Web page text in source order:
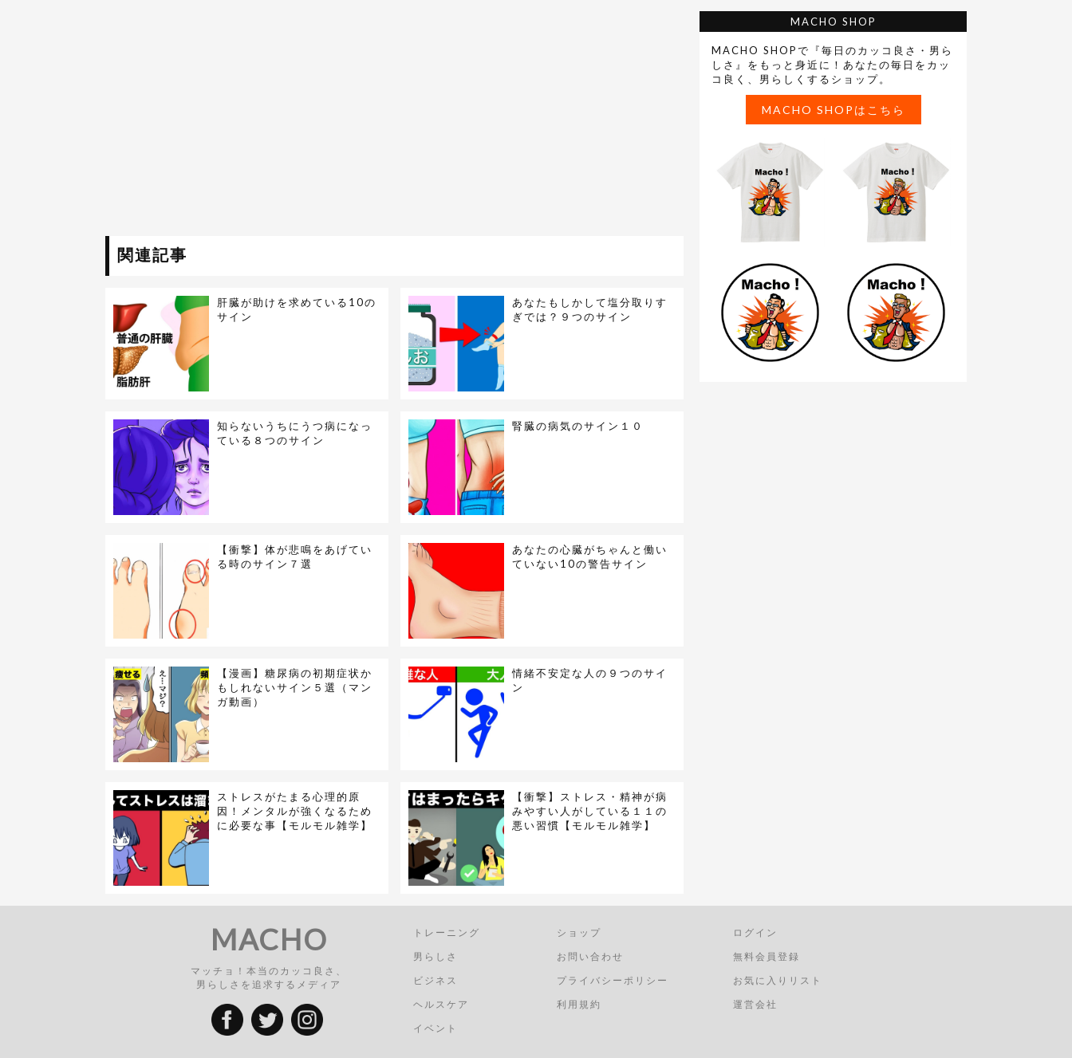
関連記事
肝臓が助けを求めている10の
サイン
あなたもしかして塩分取りす
ぎでは？９つのサイン
知らないうちにうつ病になっ
ている８つのサイン
腎臓の病気のサイン１０
【衝撃】体が悲鳴をあげてい
る時のサイン７選
あなたの心臓がちゃんと働い
ていない10の警告サイン
【漫画】糖尿病の初期症状か
もしれないサイン５選（マン
ガ動画）
情緒不安定な人の９つのサイ
ン
ストレスがたまる心理的原
因！メンタルが強くなるため
に必要な事【モルモル雑学】
【衝撃】ストレス・精神が病
みやすい人がしている１１の
悪い習慣【モルモル雑学】
MACHO SHOP
MACHO SHOPで『毎日のカッコ良さ・男ら
しさ』をもっと身近に！あなたの毎日をカッ
コ良く、男らしくするショップ。
MACHO SHOPはこちら
MACHO
マッチョ！本当のカッコ良さ、
男らしさを追求するメディア
トレーニング
男らしさ
ビジネス
ヘルスケア
イベント
ショップ
お問い合わせ
プライバシーポリシー
利用規約
ログイン
無料会員登録
お気に入りリスト
運営会社